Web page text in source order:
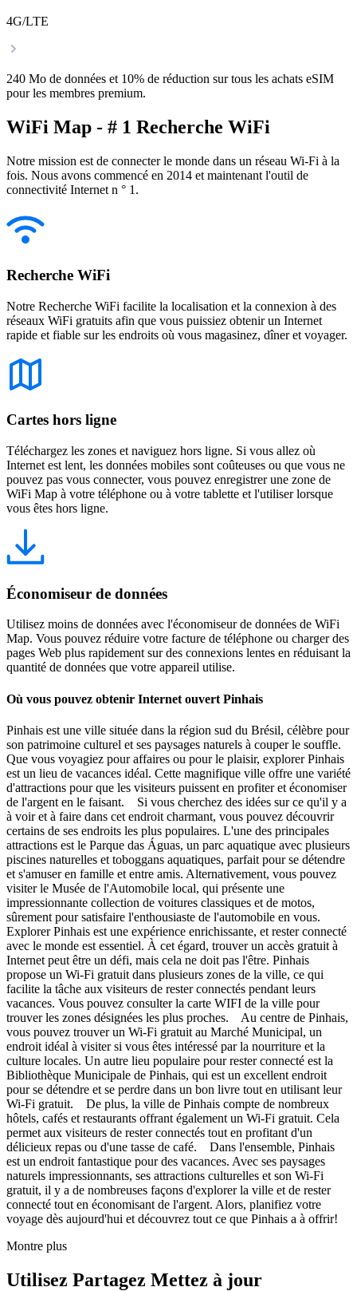
4G/LTE
240 Mo de données et 10% de réduction sur tous les achats eSIM
pour les membres premium.
WiFi Map - # 1 Recherche WiFi
Notre mission est de connecter le monde dans un réseau Wi-Fi à la
fois. Nous avons commencé en 2014 et maintenant l'outil de
connectivité Internet n ° 1.
Recherche WiFi
Notre Recherche WiFi facilite la localisation et la connexion à des
réseaux WiFi gratuits afin que vous puissiez obtenir un Internet
rapide et fiable sur les endroits où vous magasinez, dîner et voyager.
Cartes hors ligne
Téléchargez les zones et naviguez hors ligne. Si vous allez où
Internet est lent, les données mobiles sont coûteuses ou que vous ne
pouvez pas vous connecter, vous pouvez enregistrer une zone de
WiFi Map à votre téléphone ou à votre tablette et l'utiliser lorsque
vous êtes hors ligne.
Économiseur de données
Utilisez moins de données avec l'économiseur de données de WiFi
Map. Vous pouvez réduire votre facture de téléphone ou charger des
pages Web plus rapidement sur des connexions lentes en réduisant la
quantité de données que votre appareil utilise.
Où vous pouvez obtenir Internet ouvert Pinhais
Pinhais est une ville située dans la région sud du Brésil, célèbre pour
son patrimoine culturel et ses paysages naturels à couper le souffle.
Que vous voyagiez pour affaires ou pour le plaisir, explorer Pinhais
est un lieu de vacances idéal. Cette magnifique ville offre une variété
d'attractions pour que les visiteurs puissent en profiter et économiser
de l'argent en le faisant. Si vous cherchez des idées sur ce qu'il y a
à voir et à faire dans cet endroit charmant, vous pouvez découvrir
certains de ses endroits les plus populaires. L'une des principales
attractions est le Parque das Águas, un parc aquatique avec plusieurs
piscines naturelles et toboggans aquatiques, parfait pour se détendre
et s'amuser en famille et entre amis. Alternativement, vous pouvez
visiter le Musée de l'Automobile local, qui présente une
impressionnante collection de voitures classiques et de motos,
sûrement pour satisfaire l'enthousiaste de l'automobile en vous.
Explorer Pinhais est une expérience enrichissante, et rester connecté
avec le monde est essentiel. À cet égard, trouver un accès gratuit à
Internet peut être un défi, mais cela ne doit pas l'être. Pinhais
propose un Wi-Fi gratuit dans plusieurs zones de la ville, ce qui
facilite la tâche aux visiteurs de rester connectés pendant leurs
vacances. Vous pouvez consulter la carte WIFI de la ville pour
trouver les zones désignées les plus proches. Au centre de Pinhais,
vous pouvez trouver un Wi-Fi gratuit au Marché Municipal, un
endroit idéal à visiter si vous êtes intéressé par la nourriture et la
culture locales. Un autre lieu populaire pour rester connecté est la
Bibliothèque Municipale de Pinhais, qui est un excellent endroit
pour se détendre et se perdre dans un bon livre tout en utilisant leur
Wi-Fi gratuit. De plus, la ville de Pinhais compte de nombreux
hôtels, cafés et restaurants offrant également un Wi-Fi gratuit. Cela
permet aux visiteurs de rester connectés tout en profitant d'un
délicieux repas ou d'une tasse de café. Dans l'ensemble, Pinhais
est un endroit fantastique pour des vacances. Avec ses paysages
naturels impressionnants, ses attractions culturelles et son Wi-Fi
gratuit, il y a de nombreuses façons d'explorer la ville et de rester
connecté tout en économisant de l'argent. Alors, planifiez votre
voyage dès aujourd'hui et découvrez tout ce que Pinhais a à offrir!
Montre plus
Utilisez Partagez Mettez à jour